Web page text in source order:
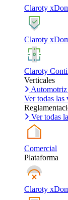
Claroty
Claroty
Claroty
Verticales
Automotriz
Ver todas las
Ver todas
Comercial
Plataforma
Claroty